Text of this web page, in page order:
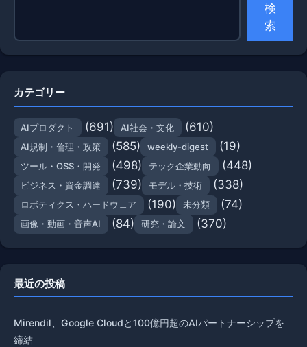
検
索
カテゴリー
AIプロダクト (691) AI社会・文化 (610)
AI規制・倫理・政策 (585) weekly-digest (19)
ツール・OSS・開発 (498) テック企業動向 (448)
ビジネス・資金調達 (739) モデル・技術 (338)
ロボティクス・ハードウェア (190) 未分類 (74)
画像・動画・音声AI (84) 研究・論文 (370)
最近の投稿
Mirendil、Google Cloudと100億円超のAIパートナーシップを
締結